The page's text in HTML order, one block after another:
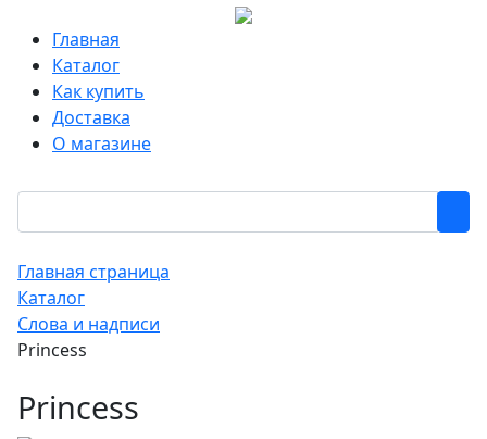
Главная
Каталог
Как купить
Доставка
О магазине
Главная страница
Каталог
Слова и надписи
Princess
Princess